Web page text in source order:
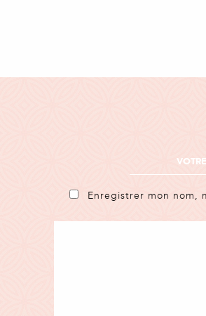
Enregistrer mon nom,